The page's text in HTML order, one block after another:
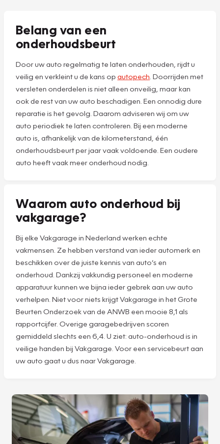
Belang van een
onderhoudsbeurt
Door uw auto regelmatig te laten onderhouden, rijdt u
veilig en verkleint u de kans op autopech . Doorrijden met
versleten onderdelen is niet alleen onveilig, maar kan
ook de rest van uw auto beschadigen. Een onnodig dure
reparatie is het gevolg. Daarom adviseren wij om uw
auto periodiek te laten controleren. Bij een moderne
auto is, afhankelijk van de kilometerstand, één
onderhoudsbeurt per jaar vaak voldoende. Een oudere
auto heeft vaak meer onderhoud nodig.
Waarom auto onderhoud bij
vakgarage?
Bij elke Vakgarage in Nederland werken echte
vakmensen. Ze hebben verstand van ieder automerk en
beschikken over de juiste kennis van auto’s en
onderhoud. Dankzij vakkundig personeel en moderne
apparatuur kunnen we bijna ieder gebrek aan uw auto
verhelpen. Niet voor niets krijgt Vakgarage in het Grote
Beurten Onderzoek van de ANWB een mooie 8,1 als
rapportcijfer. Overige garagebedrijven scoren
gemiddeld slechts een 6,4. U ziet: auto-onderhoud is in
veilige handen bij Vakgarage. Voor een servicebeurt aan
uw auto gaat u dus naar Vakgarage.